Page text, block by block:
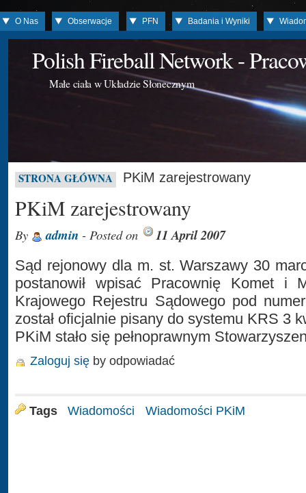
O Nas Obserwacje PFN Badania i Wyniki
Polish Fireball Network -
Małe ciała w Układzie Słonecznym
STRONA GŁÓWNA PKiM zarejestrowany
PKiM zarejestrowany
By admin - Posted on 11 April 2007
Sąd rejonowy dla m. st. Warszawy 30
postanowił wpisać Pracownię Komet i
Krajowego Rejestru Sądowego pod
został oficjalnie pisany do systemu KRS 3
PKiM stało się pełnoprawnym
Zaloguj się by odpowiadać
Tags Wiadomości Wiadomości PKiM